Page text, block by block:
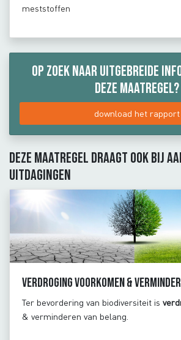
meststoffen
Op zoek naar uitgebreide
deze maatregel?
download het rapport
Deze maatregel draagt ook bij
uitdagingen
Verdroging voorkomen &
Ter bevordering van biodiversiteit is
& verminderen van belang.